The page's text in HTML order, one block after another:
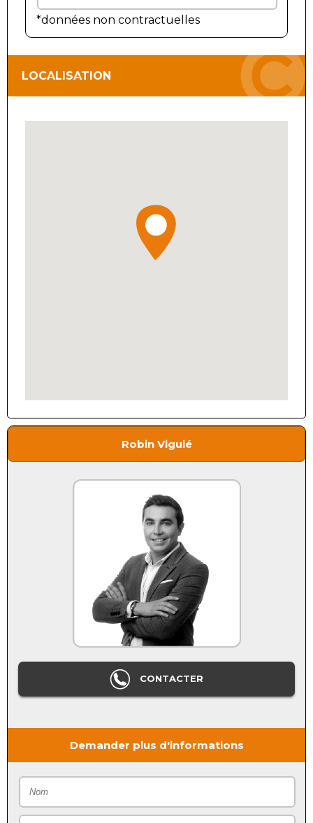
*données non contractuelles
LOCALISATION
Robin Viguié
CONTACTER
Demander plus d'informations